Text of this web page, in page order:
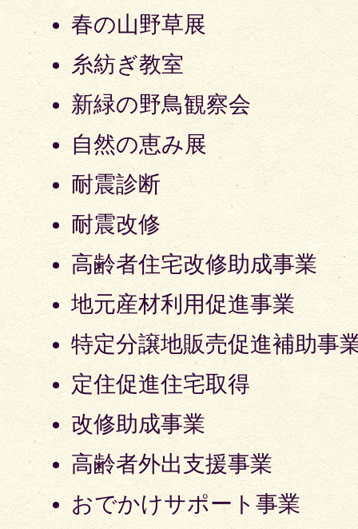
春の山野草展
糸紡ぎ教室
新緑の野鳥観察会
自然の恵み展
耐震診断
耐震改修
高齢者住宅改修助成事業
地元産材利用促進事業
特定分譲地販売促進補助事
定住促進住宅取得
改修助成事業
高齢者外出支援事業
おでかけサポート事業